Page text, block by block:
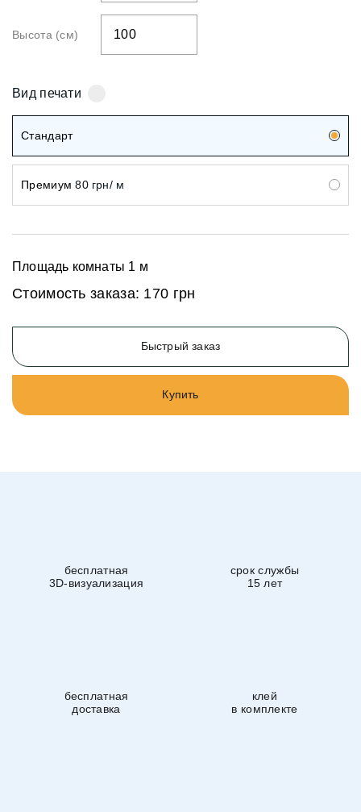
Высота (см)
Вид печати
Стандарт
Премиум 80 грн/ м
Площадь комнаты 1 м
Стоимость заказа: 170 грн
Быстрый заказ
Купить
бесплатная
3D-визуализация
срок службы
15 лет
бесплатная
доставка
клей
в комплекте